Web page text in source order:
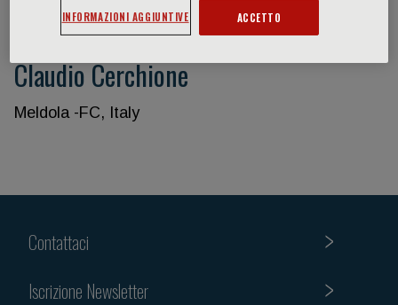
Claudio Cerchione
Meldola -FC, Italy
Contattaci
Iscrizione Newsletter
INFORMAZIONI AGGIUNTIVE ACCETTO